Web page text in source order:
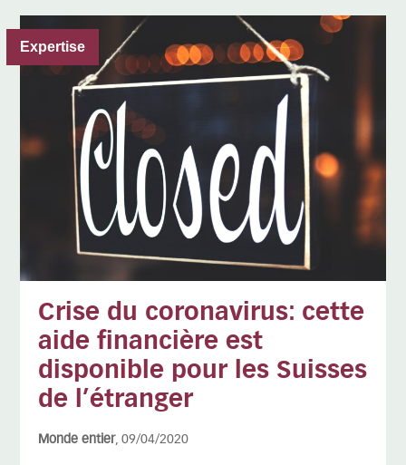
Expertise
Crise du coronavirus: cette
aide financière est
disponible pour les Suisses
de l’étranger
Monde entier, 09/04/2020